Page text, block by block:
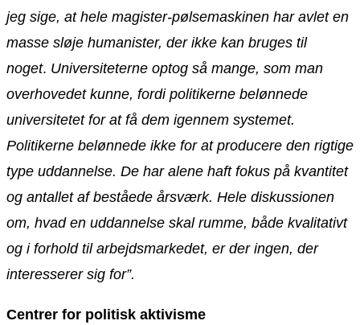
jeg sige, at hele magister-pølsemaskinen har avlet en
masse sløje humanister, der ikke kan bruges til
noget. Universiteterne optog så mange, som man
overhovedet kunne, fordi politikerne belønnede
universitetet for at få dem igennem systemet.
Politikerne belønnede ikke for at producere den rigtige
type uddannelse. De har alene haft fokus på kvantitet
og antallet af beståede årsværk. Hele diskussionen
om, hvad en uddannelse skal rumme, både kvalitativt
og i forhold til arbejdsmarkedet, er der ingen, der
interesserer sig for”.
Centrer for politisk aktivisme